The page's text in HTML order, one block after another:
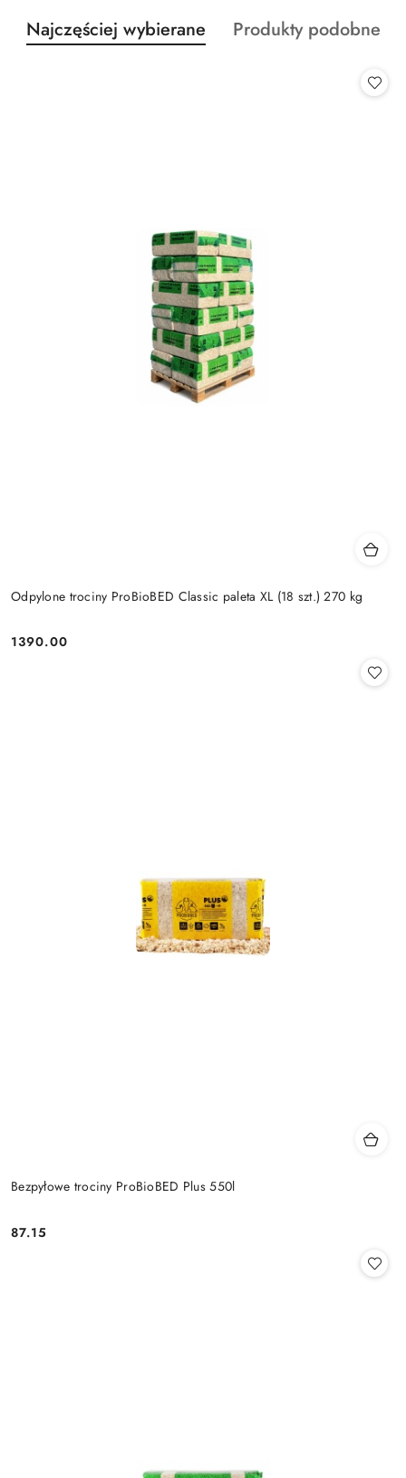
Pomiń karuzelę produktów
Produkty
o
Najczęściej wybierane
Produkty
Produkty podobne
Odpylone trociny ProBioBED Classic paleta XL (18 szt.) 270 kg
Cena:
1390.00
Bezpyłowe trociny ProBioBED Plus 550l
Cena:
87.15